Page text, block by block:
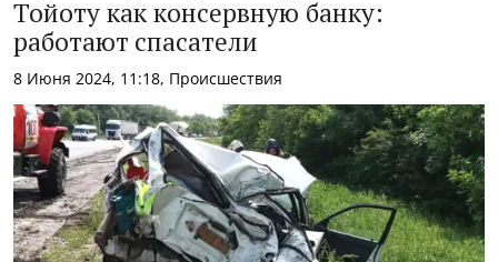
Тойоту как консервную банку:
работают спасатели
8 Июня 2024, 11:18, Происшествия